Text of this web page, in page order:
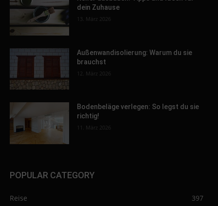
dein Zuhause
13. März 2026
Außenwandisolierung: Warum du sie
brauchst
12. März 2026
Bodenbeläge verlegen: So legst du sie
richtig!
11. März 2026
POPULAR CATEGORY
Reise
397